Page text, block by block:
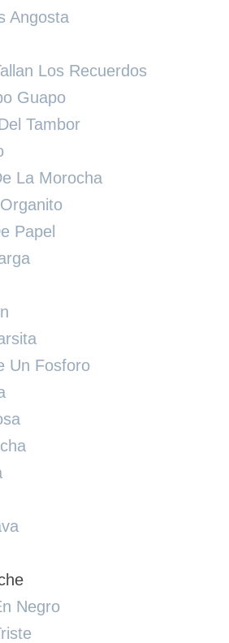
Angosta
Los Recuerdos
Guapo
Tambor
La Morocha
Papel
Un Fosforo
Negro